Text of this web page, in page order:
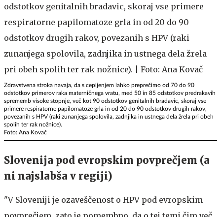
Zdravstvena stroka navaja, da s cepljenjem lahko preprečimo od 70 do 90
odstotkov primerov raka materničnega vratu, med 50 in 85 odstotkov predrakavih
sprememb visoke stopnje, več kot 90 odstotkov genitalnih bradavic, skoraj vse
primere respiratorne papilomatoze grla in od 20 do 90 odstotkov drugih rakov,
povezanih s HPV (raki zunanjega spolovila, zadnjika in ustnega dela žrela pri obeh
spolih ter rak nožnice).
Foto: Ana Kovač
Slovenija pod evropskim povprečjem (a
ni najslabša v regiji)
"V Sloveniji je ozaveščenost o HPV pod evropskim